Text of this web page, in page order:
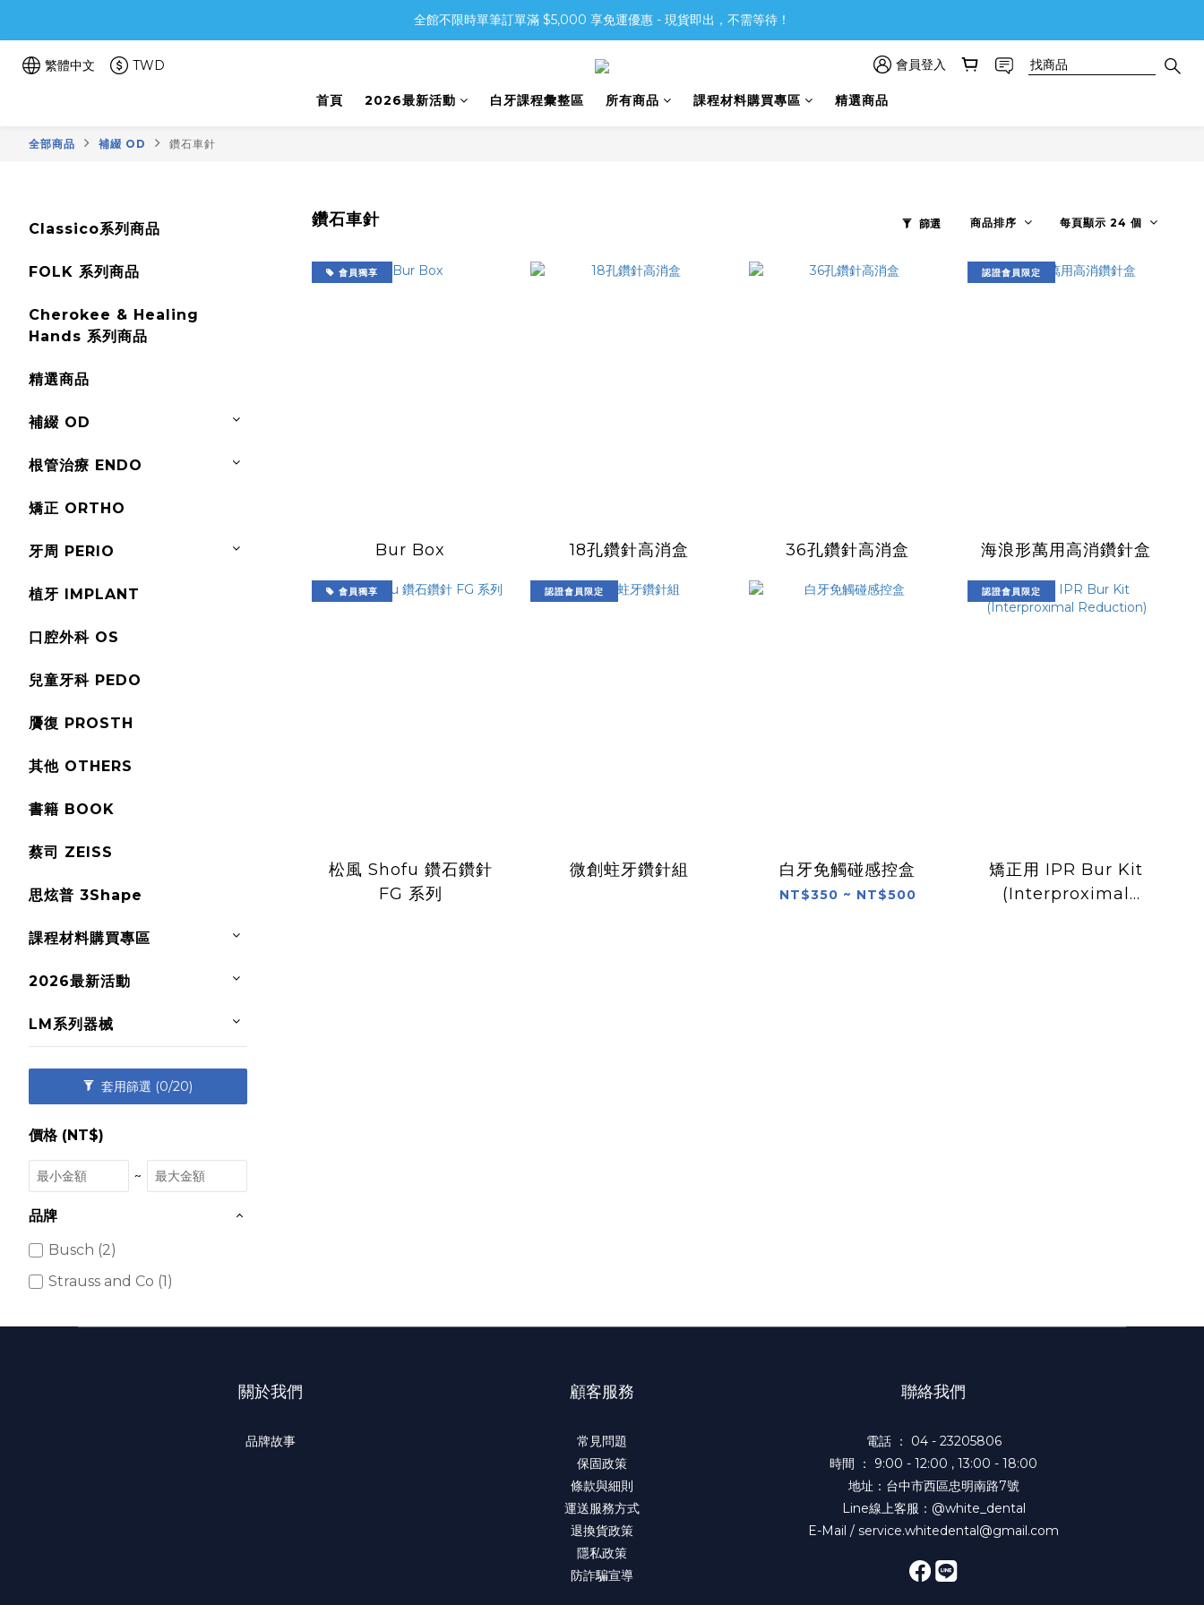
全館不限時單筆訂單滿 $5,000 享免運優惠 - 現貨即出，不需等待！
繁體中文 TWD 會員登入
首頁 2026最新活動 白牙課程彙整區 所有商品 課程材料購買專區 精選商品
全部商品 補綴 OD 鑽石車針
Classico系列商品
FOLK 系列商品
Cherokee & Healing
Hands 系列商品
精選商品
補綴 OD
根管治療 ENDO
矯正 ORTHO
牙周 PERIO
植牙 IMPLANT
口腔外科 OS
兒童牙科 PEDO
贗復 PROSTH
其他 OTHERS
書籍 BOOK
蔡司 ZEISS
思炫普 3Shape
課程材料購買專區
2026最新活動
LM系列器械
套用篩選 (0/20)
價格 (NT$)
~
品牌
Busch (2)
Strauss and Co (1)
鑽石車針 篩選 商品排序 每頁顯示 24 個
會員獨享
Bur Box 18孔鑽針高消盒 36孔鑽針高消盒
認證會員限定
海浪形萬用高消鑽針盒
會員獨享
松風 Shofu 鑽石鑽針
FG 系列
認證會員限定
微創蛀牙鑽針組 白牙免觸碰感控盒
NT$350 ~ NT$500
認證會員限定
矯正用 IPR Bur Kit
(Interproximal
關於我們
品牌故事
顧客服務
常見問題
保固政策
條款與細則
運送服務方式
退換貨政策
隱私政策
防詐騙宣導
聯絡我們
電話 ： 04 - 23205806
時間 ： 9:00 - 12:00 , 13:00 - 18:00
地址：台中市西區忠明南路7號
Line線上客服：@white_dental
E-Mail / service.whitedental@gmail.com